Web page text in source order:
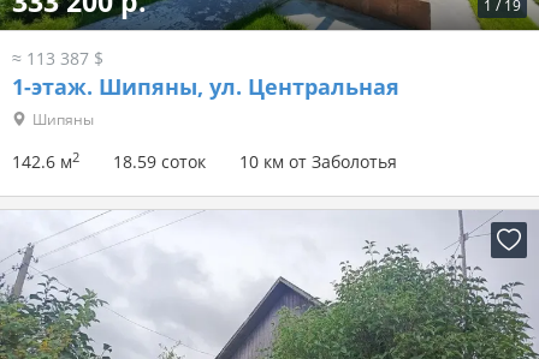
1 / 19
≈ 113 387 $
1-этаж. Шипяны, ул. Центральная
Шипяны
142.6 м2 18.59 соток 10 км от Заболотья